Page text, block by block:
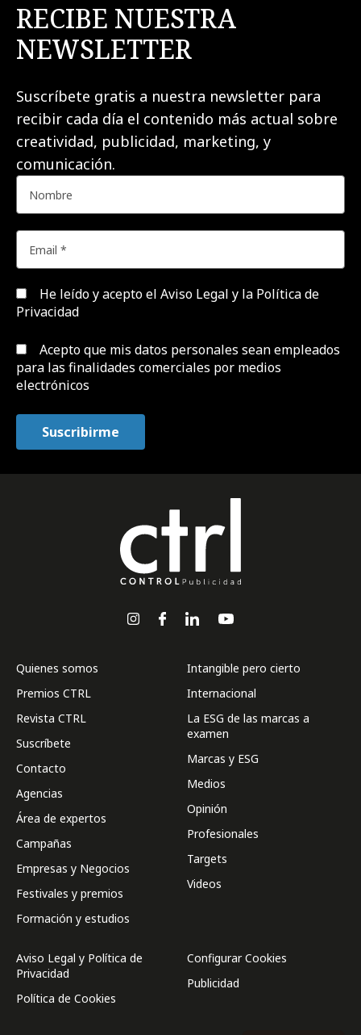
RECIBE NUESTRA
NEWSLETTER
Suscríbete gratis a nuestra newsletter para
recibir cada día el contenido más actual sobre
creatividad, publicidad, marketing, y
comunicación.
He leído y acepto el Aviso Legal y la Política de
Privacidad
Acepto que mis datos personales sean empleados
para las finalidades comerciales por medios
electrónicos
Quienes somos
Premios CTRL
Revista CTRL
Suscríbete
Contacto
Agencias
Área de expertos
Campañas
Empresas y Negocios
Festivales y premios
Formación y estudios
Intangible pero cierto
Internacional
La ESG de las marcas a
examen
Marcas y ESG
Medios
Opinión
Profesionales
Targets
Videos
Aviso Legal y Política de
Privacidad
Política de Cookies
Configurar Cookies
Publicidad